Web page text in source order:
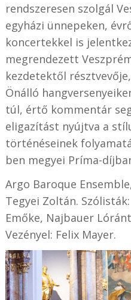
rendszeresen szolgál
egyházi ünnepeken,
koncertekkel is
megrendezett
kezdetektől
Önálló
túl, értő kommentár
eligazítást nyújtva a
történéseinek
ben megyei Príma-
Argo Baroque
Tegyei Zoltán.
Emőke, Najbauer
Vezényel: Felix Mayer.